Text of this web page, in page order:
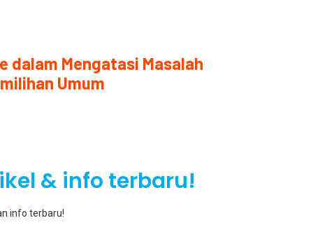
Mengatasi Masalah
Umum
& info terbaru!
info terbaru!